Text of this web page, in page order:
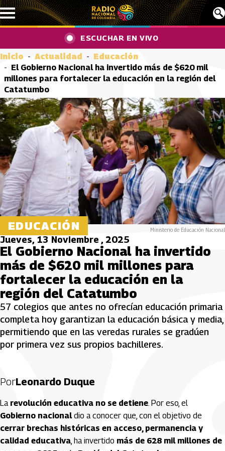
Pasar al contenido principal
ESCUCHAR EN VIVO
Inicio Actualidad
Educación
El Gobierno Nacional ha invertido más de $620 mil
millones para fortalecer la educación en la región del
Catatumbo
EDUCACIÓN Ministerio de Educación Nacional
Jueves, 13 Noviembre , 2025
El Gobierno Nacional ha invertido
más de $620 mil millones para
fortalecer la educación en la
región del Catatumbo
57 colegios que antes no ofrecían educación primaria
completa hoy garantizan la educación básica y media,
permitiendo que en las veredas rurales se gradúen
por primera vez sus propios bachilleres.
PorLeonardo Duque
La revolución educativa no se detiene. Por eso, el
Gobierno nacionaldio a conocer que, con el objetivo de
cerrar brechas históricas en acceso, permanencia y
calidad educativa, ha invertido más de 628 mil millones de